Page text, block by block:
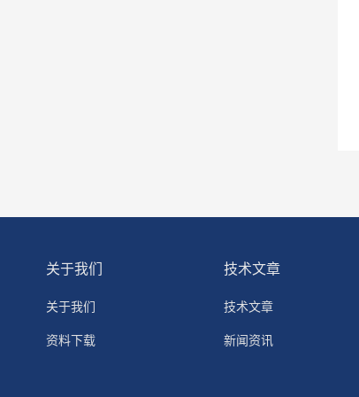
关于我们
关于我们
资料下载
技术文章
技术文章
新闻资讯